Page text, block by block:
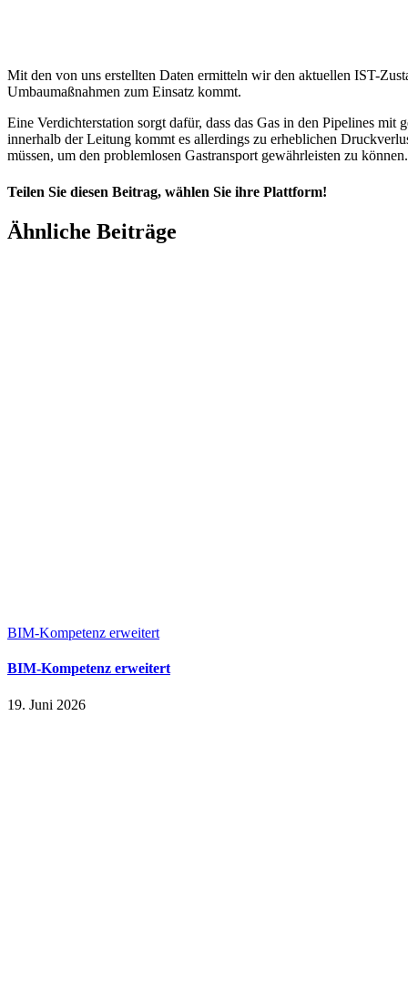
Mit den von uns erstellten Daten ermitteln wir den aktuellen IST-
Umbaumaßnahmen zum Einsatz kommt.
Eine Verdichterstation sorgt dafür, dass das Gas in den Pipelines
innerhalb der Leitung kommt es allerdings zu erheblichen
müssen, um den problemlosen Gastransport gewährleisten zu können.
Teilen Sie diesen Beitrag, wählen Sie ihre Plattform!
Facebook
LinkedIn
E-
Mail
Ähnliche Beiträge
BIM-Kompetenz erweitert
BIM-Kompetenz erweitert
19. Juni 2026